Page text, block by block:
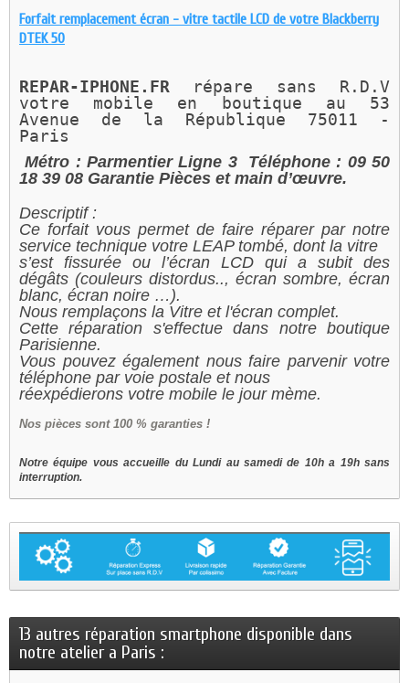
Forfait remplacement écran - vitre tactile LCD de votre Blackberry
DTEK 50
REPAR-IPHONE.FR
répare sans R.D.V
votre mobile en boutique au 53
Avenue de la République 75011 -
Paris
Métro : Parmentier Ligne 3
Téléphone : 09 50
18 39 08 Garantie Pièces et main d’œuvre.
Descriptif :
Ce forfait vous permet de faire réparer par notre
service technique votre LEAP tombé, dont la vitre
s’est fissurée ou l’écran LCD qui a subit des
dégâts (couleurs distordus.., écran sombre, écran
blanc, écran noire …).
Nous remplaçons la Vitre et l'écran complet.
Cette réparation s'effectue dans notre boutique
Parisienne.
Vous pouvez également nous faire parvenir votre
téléphone par voie postale et nous
réexpédierons votre mobile le jour mème.
Nos pièces sont 100 % garanties !
Notre équipe vous accueille du Lundi au samedi de 10h a 19h sans
interruption.
13 autres réparation smartphone disponible dans
notre atelier a Paris :